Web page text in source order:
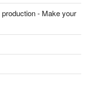
- Make your